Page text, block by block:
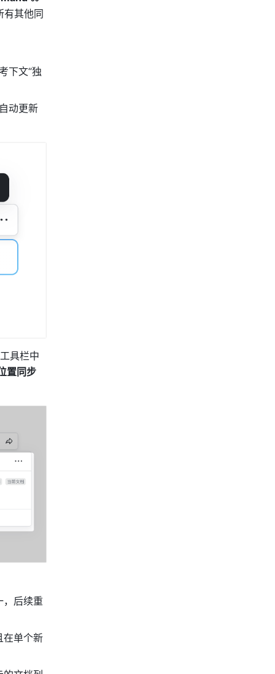
有其他同
下文“独
动更新
具栏中
，后续重
在单个新